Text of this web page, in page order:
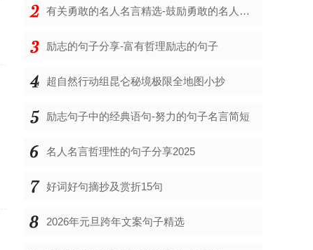
有关勇敢的名人名言精选-鼓励勇敢的名人名言
励志的句子分享-富有哲理励志的句子
超自然行动组昆仑秘境极限全地图小抄
励志句子中的经典语句-努力的句子名言简短
名人名言哲理性的句子分享2025
好词好句摘抄及赏折15句
2026年元旦跨年文案句子精选